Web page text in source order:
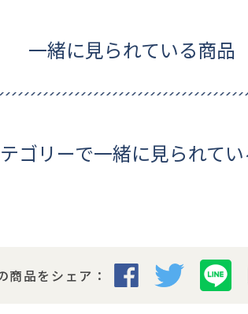
一緒に見られている商品
ゴリーで一緒に見られて
商品をシェア：